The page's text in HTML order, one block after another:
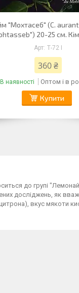
"Мохтасеб" (C.
20-25 см.
Т-72 I
360 ₴
В наявності Оптом і в
Купити
до групі "
досліджень, як
вкус мякоти